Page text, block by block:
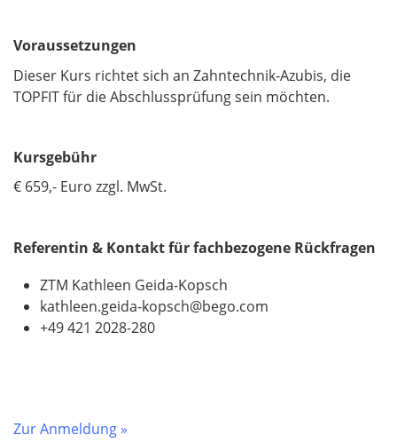
Voraussetzungen
Dieser Kurs richtet sich an Zahntechnik-Azubis, die
TOPFIT für die Abschlussprüfung sein möchten.
Kursgebühr
€ 659,- Euro zzgl. MwSt.
Referentin & Kontakt für fachbezogene Rückfragen
ZTM Kathleen Geida-Kopsch
kathleen.geida-kopsch@bego.com
+49 421 2028-280
Zur Anmeldung »